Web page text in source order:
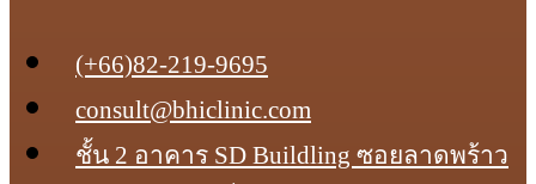
(+66)82-219-9695
consult@bhiclinic.com
ชั้น 2 อาคาร SD Buildling ซอยลาดพร้าว